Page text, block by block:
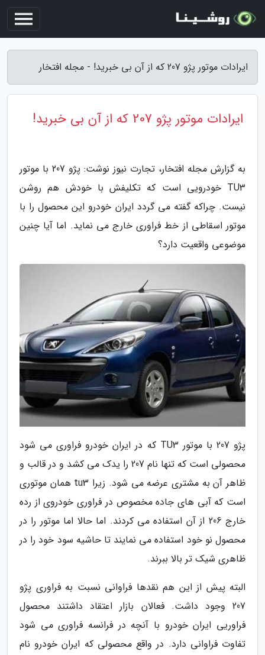
ایرادات موتور پژو 207 که از آن بی خبرید! - مجله افتخار
ایرادات موتور پژو 207 که از آن بی خبرید!
به گزارش مجله افتخار، تجارت نیوز نوشت: پژو 207 با موتور
TU3 خودرویی است که تکلیفش با خودش هم روشن
نیست. چراکه گفته می گردد ایران خودرو این محصول را با
موتور اسقاطی از خط فراوری خارج می نماید. اما آیا چنین
موضوعی واقعیت دارد؟
پژو 207 با موتور TU3 که در ایران خودرو فراوری می شود
محصولی است که تنها نام 207 را یدک می کشد و در قالب و
ظاهر آن به مشتری عرضه می شود. زیرا tu3 همان موتوری
است که آبی های جاده مخصوص در فراوری خودروی از رده
خارج 206 از آن استفاده می کردند. اما حالا اما موتور را در
محصول نو خود استفاده می نمایند تا حاشیه سود خود را در
ظاهری شیک تر بالا ببرند.
البته پیش از این هم نقدها فراوانی نسبت به فراوری پژو
207 وجود داشت. فعالان بازار اعتقاد داشتند محصول
فراوریی ایران خودرو با آنچه در فرانسه فراوری می شود
تفاوت فراوانی دارد. در واقع محصولی که ایران خودرو نام